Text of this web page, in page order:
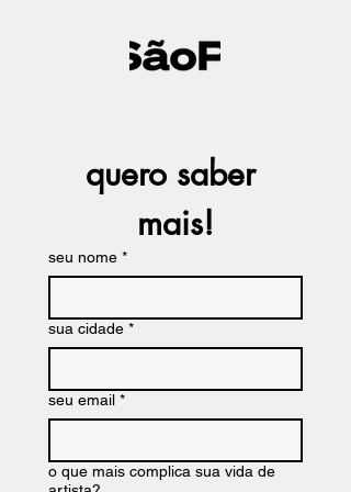
quero saber
mais!
seu nome *
sua cidade *
seu email *
o que mais complica sua vida de